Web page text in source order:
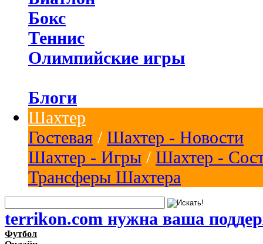
Бокс
Теннис
Олимпийские игры
Блоги
Шахтер
Гостевая / Шахтер - Новости
Шахтер - Игры / Шахтер -
Трансферы Шахтера
terrikon.com нужна ваша
Футбол